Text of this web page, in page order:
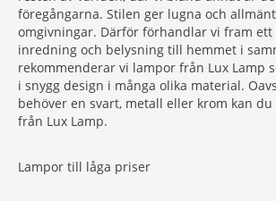
föregångarna. Stilen ger lugna och
omgivningar. Därför förhandlar vi fram ett
inredning och belysning till hemmet i
rekommenderar vi lampor från Lux Lamp
i snygg design i många olika material.
behöver en svart, metall eller krom kan
från Lux Lamp.
Lampor till låga priser